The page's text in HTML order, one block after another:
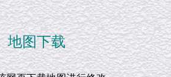
地图下载